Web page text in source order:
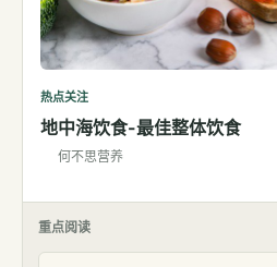
热点关注
地中海饮食-最佳整体饮食
何不思营养
重点阅读